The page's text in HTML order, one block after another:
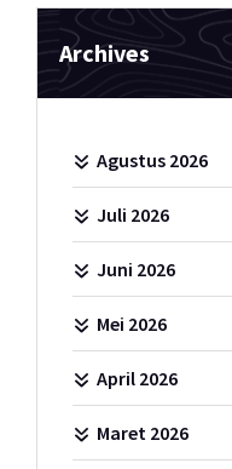
Archives
Agustus 2026
Juli 2026
Juni 2026
Mei 2026
April 2026
Maret 2026